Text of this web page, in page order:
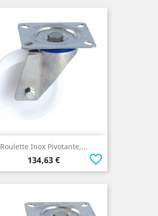
Roulette Inox Pivotante,...
Prix
134,63 € favorite_border